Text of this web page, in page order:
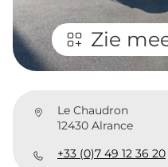
Zie
Le Chaudron
12430 Alrance
+33 (0)7 49 12 36 20